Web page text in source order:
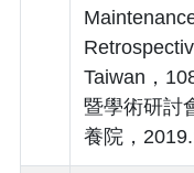
Taiwan，
暨學術研討
養院，